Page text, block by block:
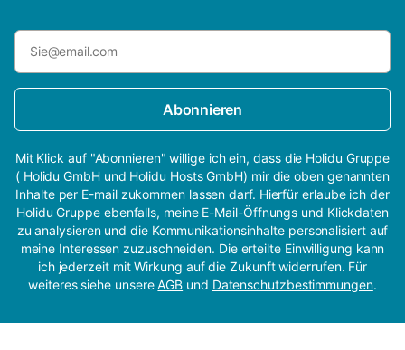
Abonnieren
Mit Klick auf "Abonnieren" willige ich ein, dass die Holidu Gruppe
( Holidu GmbH und Holidu Hosts GmbH) mir die oben genannten
Inhalte per E-mail zukommen lassen darf. Hierfür erlaube ich der
Holidu Gruppe ebenfalls, meine E-Mail-Öffnungs und Klickdaten
zu analysieren und die Kommunikationsinhalte personalisiert auf
meine Interessen zuzuschneiden. Die erteilte Einwilligung kann
ich jederzeit mit Wirkung auf die Zukunft widerrufen. Für
weiteres siehe unsereAGB und Datenschutzbestimmungen.